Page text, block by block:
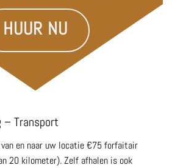
HUUR NU
– Transport
en naar uw locatie €75 forfaitair
20 kilometer). Zelf afhalen is ook